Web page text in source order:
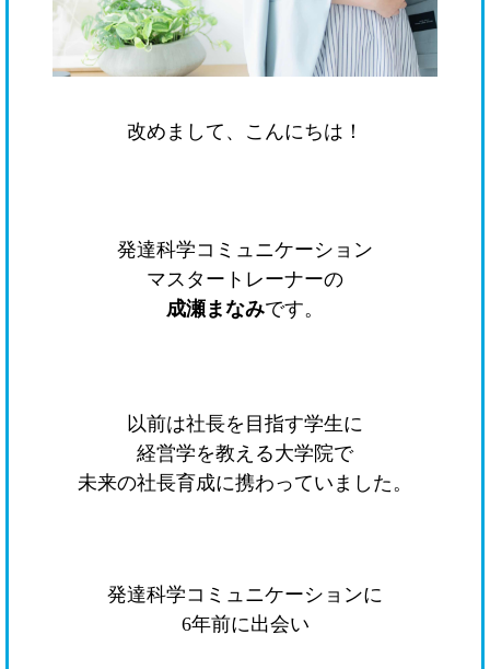
改めまして、こんにちは！
発達科学コミュニケーション
マスタートレーナーの
成瀬まなみです。
以前は社長を目指す学生に
経営学を教える大学院で
未来の社長育成に携わっていました。
発達科学コミュニケーションに
6年前に出会い